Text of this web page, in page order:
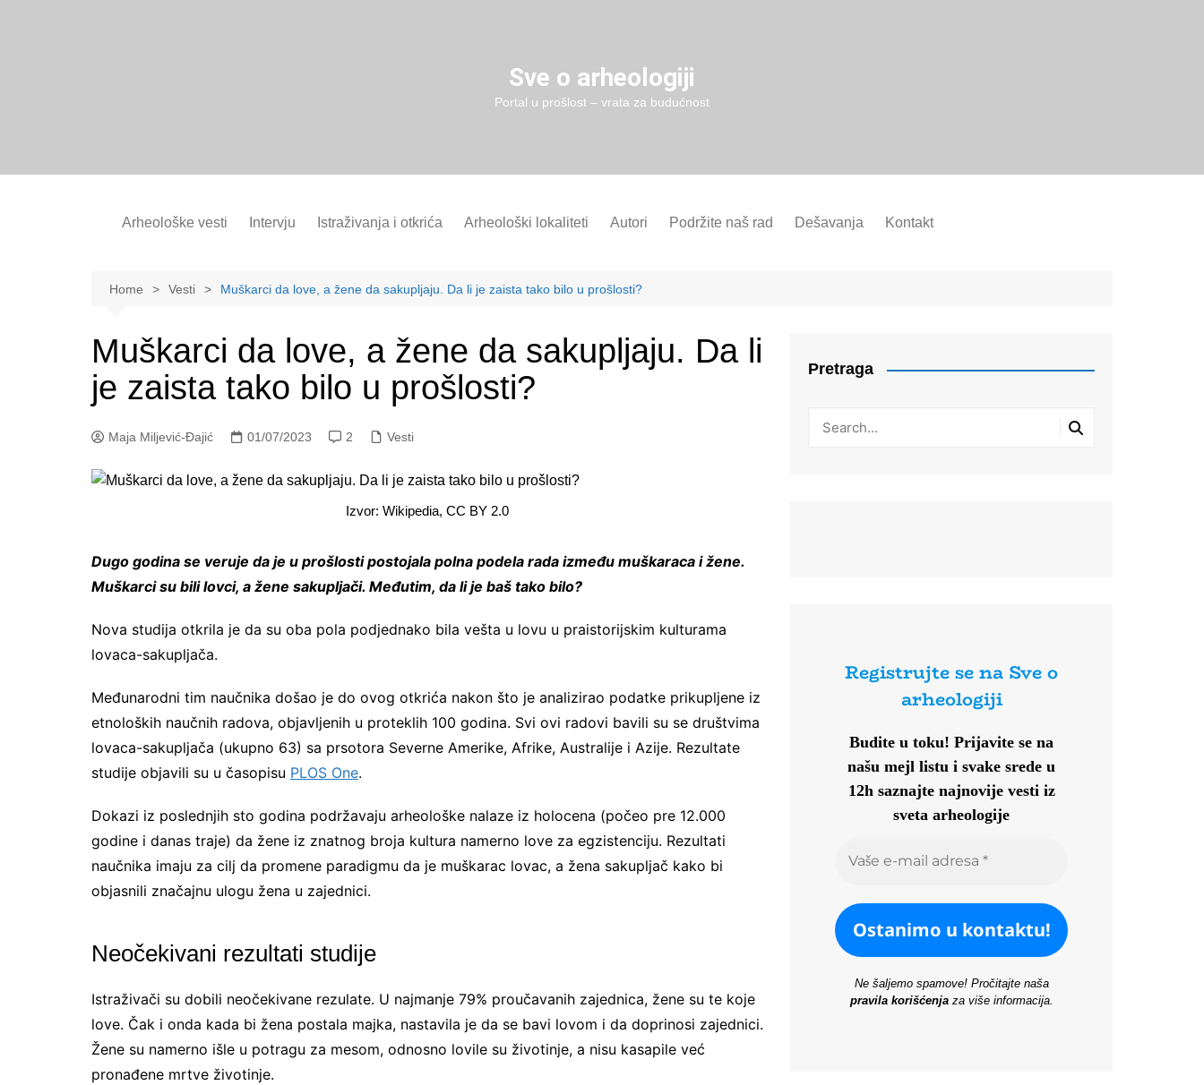
Sve o arheologiji
Portal u prošlost – vrata za budućnost
Arheološke vesti Intervju Istraživanja i otkrića Arheološki lokaliteti Autori Podržite naš rad Dešavanja Kontakt
Home Vesti Muškarci da love, a žene da sakupljaju. Da li je zaista tako bilo u prošlosti?
Muškarci da love, a žene da sakupljaju. Da li
je zaista tako bilo u prošlosti?
Maja Miljević-Đajić 01/07/2023 2 Vesti
Izvor: Wikipedia, CC BY 2.0
Dugo godina se veruje da je u prošlosti postojala polna podela rada između muškaraca i žene.
Muškarci su bili lovci, a žene sakupljači. Međutim, da li je baš tako bilo?
Nova studija otkrila je da su oba pola podjednako bila vešta u lovu u praistorijskim kulturama
lovaca-sakupljača.
Međunarodni tim naučnika došao je do ovog otkrića nakon što je analizirao podatke prikupljene iz
etnoloških naučnih radova, objavljenih u proteklih 100 godina. Svi ovi radovi bavili su se društvima
lovaca-sakupljača (ukupno 63) sa prsotora Severne Amerike, Afrike, Australije i Azije. Rezultate
studije objavili su u časopisu PLOS One.
Dokazi iz poslednjih sto godina podržavaju arheološke nalaze iz holocena (počeo pre 12.000
godine i danas traje) da žene iz znatnog broja kultura namerno love za egzistenciju. Rezultati
naučnika imaju za cilj da promene paradigmu da je muškarac lovac, a žena sakupljač kako bi
objasnili značajnu ulogu žena u zajednici.
Neočekivani rezultati studije
Istraživači su dobili neočekivane rezulate. U najmanje 79% proučavanih zajednica, žene su te koje
love. Čak i onda kada bi žena postala majka, nastavila je da se bavi lovom i da doprinosi zajednici.
Žene su namerno išle u potragu za mesom, odnosno lovile su životinje, a nisu kasapile već
pronađene mrtve životinje.
Pretraga
Registrujte se na Sve o
arheologiji
Budite u toku! Prijavite se na
našu mejl listu i svake srede u
12h saznajte najnovije vesti iz
sveta arheologije
Ne šaljemo spamove! Pročitajte naša
pravila korišćenjaza više informacija.